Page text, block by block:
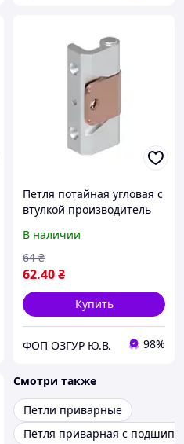
Петля потайная угловая с
втулкой производитель
Угол открытия 130 Хром
(348) Метизы в комплекте
В наличии
62.40₴
64 ₴
Купить
ФОП ОЗГУР Ю.В. 98%
Смотри также
Петли приварные
Петля приварная с